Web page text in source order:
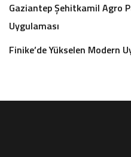
Gaziantep Şehitkamil Agro
Uygulaması
Finike’de Yükselen Modern